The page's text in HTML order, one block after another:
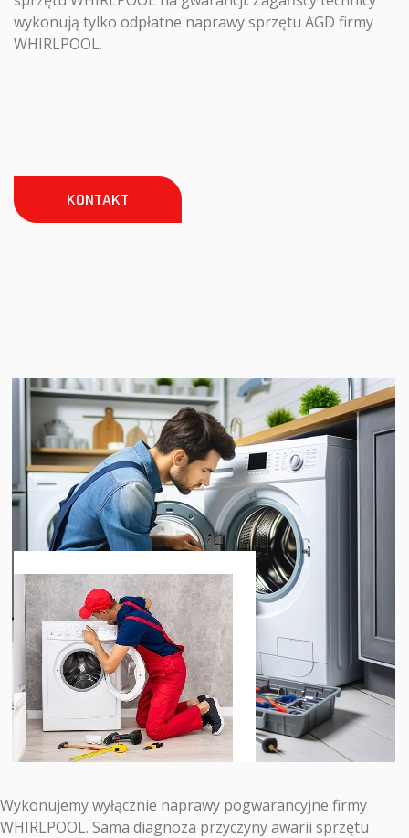
wykonują tylko odpłatne naprawy sprzętu AGD firmy
WHIRLPOOL.
KONTAKT
Wykonujemy wyłącznie naprawy pogwarancyjne firmy
WHIRLPOOL. Sama diagnoza przyczyny awarii sprzętu